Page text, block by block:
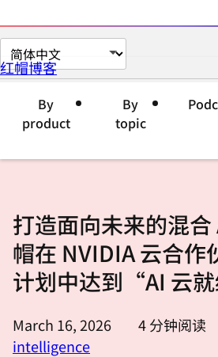
切
换
言
红帽博客
By
product
By
topic
打造面向未来的混
帽在 NVIDIA 云合作
计划中达到“AI 云
March 16, 2026 4分钟阅读
intelligence